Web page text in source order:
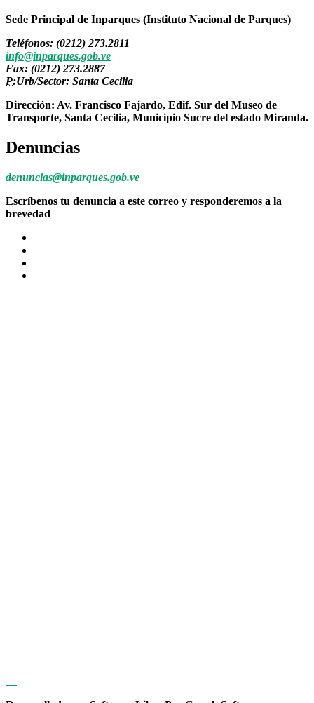
Sede Principal de Inparques (Instituto Nacional de Parques)
Teléfonos: (0212) 273.2811
info@inparques.gob.ve
Fax: (0212) 273.2887
P:Urb/Sector: Santa Cecilia
Dirección: Av. Francisco Fajardo, Edif. Sur del Museo de
Transporte, Santa Cecilia, Municipio Sucre del estado Miranda.
Denuncias
denuncias@inparques.gob.ve
Escríbenos tu denuncia a este correo y responderemos a la
brevedad